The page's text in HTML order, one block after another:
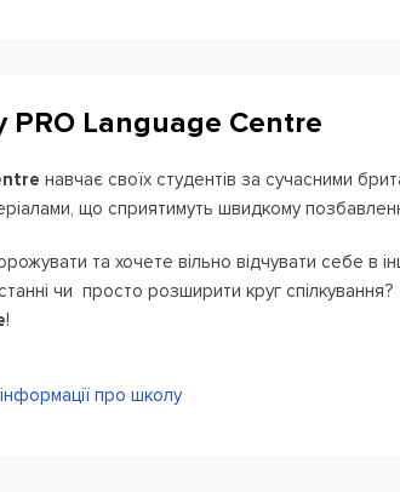
Language Centre
навчає своїх студентів за сучасними
що сприятимуть швидкому
та хочете вільно відчувати себе в
чи просто розширити круг спілкування?
!
про школу